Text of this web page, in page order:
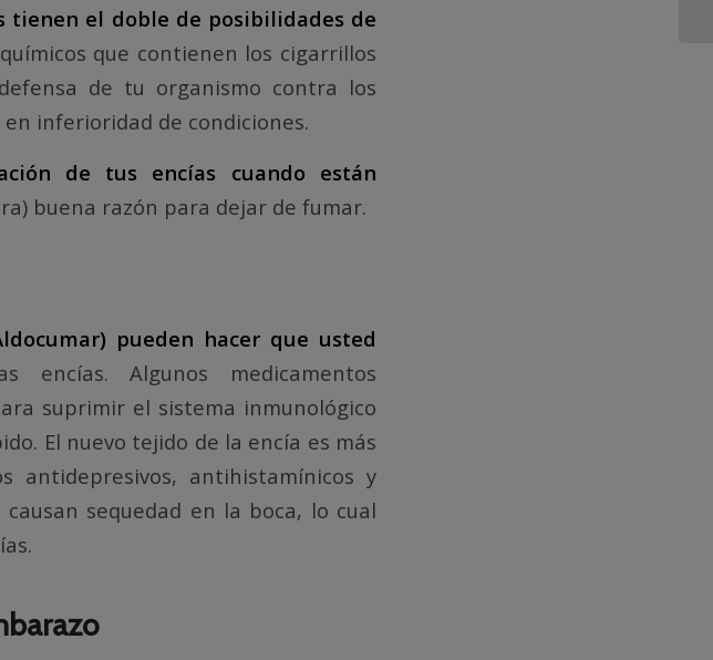
tienen el doble de posibilidades de
que contienen los cigarrillos
de tu organismo contra los
inferioridad de condiciones.
de tus encías cuando están
buena razón para dejar de fumar.
pueden hacer que usted
encías. Algunos medicamentos
suprimir el sistema inmunológico
El nuevo tejido de la encía es más
antidepresivos, antihistamínicos y
sequedad en la boca, lo cual